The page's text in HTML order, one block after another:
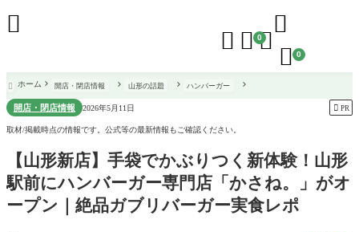
  0

 0

 ホーム 開店・閉店情報 山形の話題 ハンバーガー
開店・閉店情報 2026年5月11日  PR
取材/掲載時点の情報です。公式等の最新情報もご確認ください。
【山形新店】手袋でかぶりつく新体験！山形
駅前にハンバーガー専門店「かさね。」がオ
ープン｜絶品ガブリバーガー実食レポ